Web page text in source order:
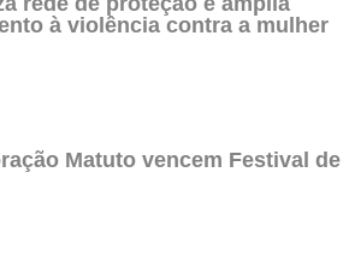
à violência contra a mulher
Matuto vencem Festival de